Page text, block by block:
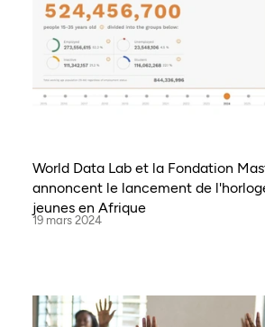
World Data Lab et la Fondation
annoncent le lancement de
jeunes en Afrique
19 mars 2024